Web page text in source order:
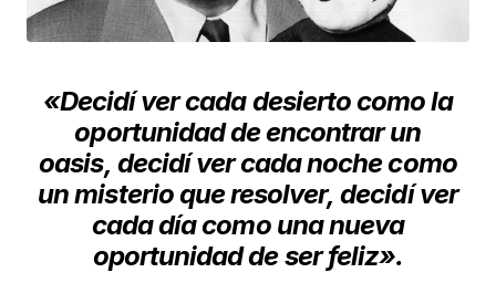
«Decidí ver cada desierto como la
oportunidad de encontrar un
oasis, decidí ver cada noche como
un misterio que resolver,decidí ver
cada día como una nueva
oportunidad de ser feliz».